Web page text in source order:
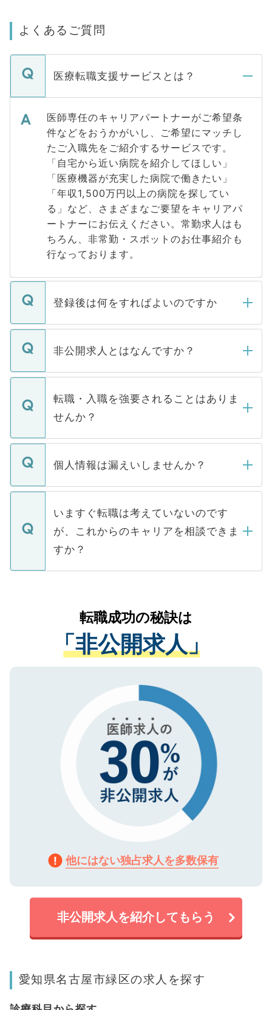
よくあるご質問
医療転職支援サービスとは？
医師専任のキャリアパートナーがご希望条
件などをおうかがいし、ご希望にマッチし
たご入職先をご紹介するサービスです。
「自宅から近い病院を紹介してほしい」
「医療機器が充実した病院で働きたい」
「年収1,500万円以上の病院を探してい
る」など、さまざまなご要望をキャリアパ
ートナーにお伝えください。常勤求人はも
ちろん、非常勤・スポットのお仕事紹介も
行なっております。
登録後は何をすればよいのですか
ご登録いただきましたら、弊社担当者がご
登録内容を確認し、その後メールもしくは
ます。通常、5営業日以内にはご連絡をせて
いただきますので、しばらくお待ちくださ
非公開求人とはなんですか？
マイナビDOCTORで取り扱っている求人の
うち約3割は、Webサイトからご覧いただ
けない「非公開求人」です。非公開求人は
下記の理由によって、一般には公開してい
ません。
■応募殺到を避けるため 人気のある医療機
関を公にしてしまうと、応募が殺到する場
に、医療機関が求める条件に合った人材の
みを人材紹介会社に依頼するケースが増え
ています。
転職・入職を強要されることはありま
せんか？
転職・入職を強要することは一切ありませ
ん。また、仮に応募先から内定をいただい
定を承諾する必要はありません。内定先へ
の辞退の連絡はキャリアパートナーが行い
個人情報は漏えいしませんか？
個人情報が漏えいすることはありませんの
で、ご安心ください。当サイトからの登録
などで収集したご登録者様の個人情報は、
ご本人のキャリアアップおよび転職活動の
支援を目的に使用いたします。お預かりし
ているすべての個人データはご本人の許可
は、個人情報の取り扱いについての厳密な
管理基準を満たした事業者のみに付与され
る、プライバシーマークを取得済みです。
で、機密保持に関してもご安心ください。
いますぐ転職は考えていないのです
が、これからのキャリアを相談できま
すか？
かがいして、現在の医療機関の状況や紹介
経験をまじえながら、適切なアドバイスを
させていただきます。すぐにご転職をされ
ない方には、長期的なサポートが可能です
ので、まずはご登録ください。
転職成功の秘訣は
「非公開求人」
他にはない独占求人を多数保有
非公開求人を紹介してもらう
愛知県名古屋市緑区の求人を探す